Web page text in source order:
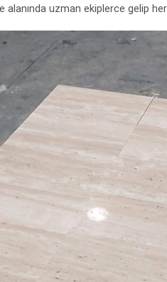
alanında uzman ekiplerce gelip